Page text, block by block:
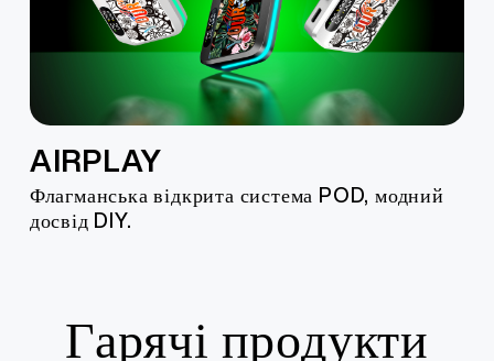
AIRPLAY
Флагманська відкрита система POD, модний
досвід DIY.
Гарячі продукти